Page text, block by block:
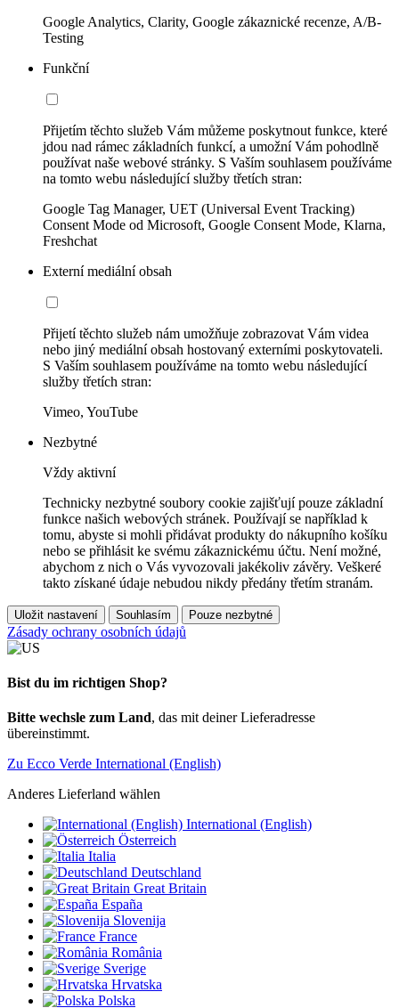
Google Analytics, Clarity, Google zákaznické recenze, A/B-
Testing
Funkční
Přijetím těchto služeb Vám můžeme poskytnout funkce, které
jdou nad rámec základních funkcí, a umožní Vám pohodlně
používat naše webové stránky. S Vaším souhlasem používáme
na tomto webu následující služby třetích stran:
Google Tag Manager, UET (Universal Event Tracking)
Consent Mode od Microsoft, Google Consent Mode, Klarna,
Freshchat
Externí mediální obsah
Přijetí těchto služeb nám umožňuje zobrazovat Vám videa
nebo jiný mediální obsah hostovaný externími poskytovateli.
S Vaším souhlasem používáme na tomto webu následující
služby třetích stran:
Vimeo, YouTube
Nezbytné
Vždy aktivní
Technicky nezbytné soubory cookie zajišťují pouze základní
funkce našich webových stránek. Používají se například k
tomu, abyste si mohli přidávat produkty do nákupního košíku
nebo se přihlásit ke svému zákaznickému účtu. Není možné,
abychom z nich o Vás vyvozovali jakékoliv závěry. Veškeré
takto získané údaje nebudou nikdy předány třetím stranám.
Uložit nastavení Souhlasím Pouze nezbytné
Zásady ochrany osobních údajů
Bist du im richtigen Shop?
Bitte wechsle zum Land, das mit deiner Lieferadresse
übereinstimmt.
Zu Ecco Verde International (English)
Anderes Lieferland wählen
International (English)
Österreich
Italia
Deutschland
Great Britain
España
Slovenija
France
România
Sverige
Hrvatska
Polska